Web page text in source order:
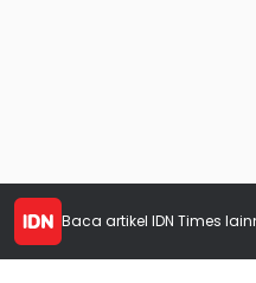
Baca artikel IDN Times